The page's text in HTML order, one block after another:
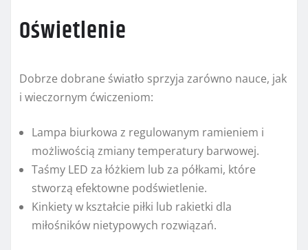
Oświetlenie
Dobrze dobrane światło sprzyja zarówno nauce, jak
i wieczornym ćwiczeniom:
Lampa biurkowa z regulowanym ramieniem i
możliwością zmiany temperatury barwowej.
Taśmy LED za łóżkiem lub za półkami, które
stworzą efektowne podświetlenie.
Kinkiety w kształcie piłki lub rakietki dla
miłośników nietypowych rozwiązań.